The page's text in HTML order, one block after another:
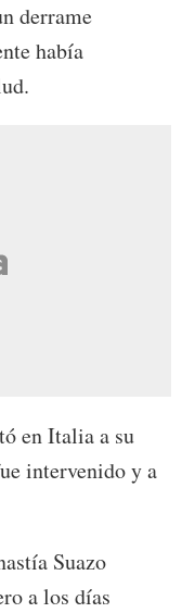
derrame
había
en Italia a su
intervenido y a
Suazo
a los días